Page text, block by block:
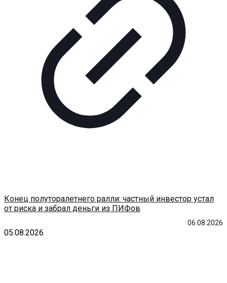
06.08.2026
Конец полуторалетнего ралли: частный инвестор устал
от риска и забрал деньги из ПИФов
05.08.2026